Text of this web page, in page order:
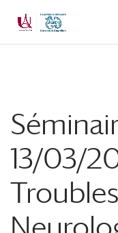
13/03/
Troubles